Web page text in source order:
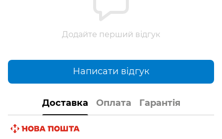
Додайте перший відгук
Написати відгук
Доставка Оплата Гарантія